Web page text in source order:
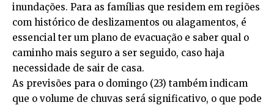
inundações. Para as famílias que residem em regiões
com histórico de deslizamentos ou alagamentos, é
essencial ter um plano de evacuação e saber qual o
caminho mais seguro a ser seguido, caso haja
necessidade de sair de casa.
As previsões para o domingo (23) também indicam
que o volume de chuvas será significativo, o que pode